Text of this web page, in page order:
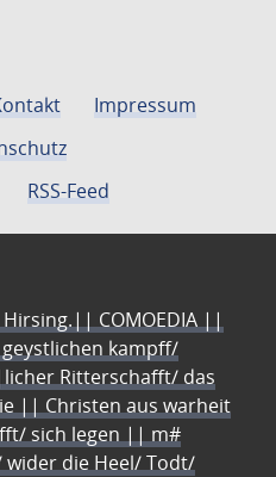
Impressum
RSS-Feed
COMOEDIA ||
kampff/
Ritterschafft/ das
|| Christen aus warheit
sich legen || m#
wider die Heel/ Todt/